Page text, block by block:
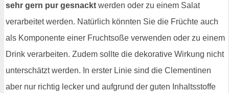
sehr gern pur gesnackt werden oder zu einem Salat
verarbeitet werden. Natürlich könnten Sie die Früchte auch
als Komponente einer Fruchtsoße verwenden oder zu einem
Drink verarbeiten. Zudem sollte die dekorative Wirkung nicht
unterschätzt werden. In erster Linie sind die Clementinen
aber nur richtig lecker und aufgrund der guten Inhaltsstoffe